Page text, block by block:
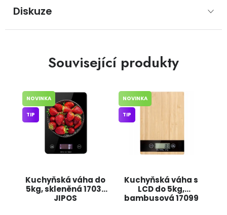
Diskuze
Související produkty
Kuchyňská váha do
5kg, skleněná 17031
JIPOS
NOVINKA
TIP
Kuchyňská váha s
LCD do 5kg,
bambusová 17099
NOVINKA
TIP